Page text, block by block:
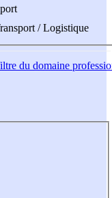
/ Logistique
du domaine